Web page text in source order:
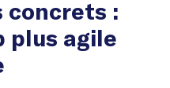
concrets :
plus agile